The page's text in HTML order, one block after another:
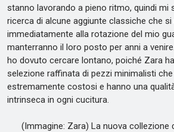
stanno lavorando a pieno ritmo, quindi mi
ricerca di alcune aggiunte classiche che si
immediatamente alla rotazione del mio
manterranno il loro posto per anni a
ho dovuto cercare lontano, poiché Zara
selezione raffinata di pezzi minimalisti
estremamente costosi e hanno una
intrinseca in ogni cucitura.
(Immagine: Zara) La nuova collezione